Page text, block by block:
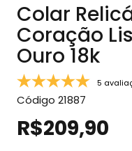
Colar
Coração
Ouro 18k
5
Código 21887
R$209,90